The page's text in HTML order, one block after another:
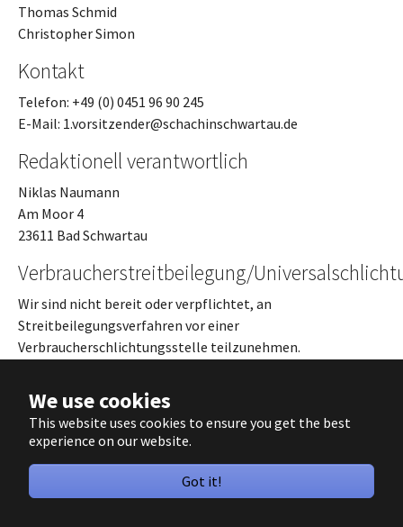
We use cookies
This website uses cookies to ensure you get the best
experience on our website.
Got it!
Thomas Schmid
Christopher Simon
Kontakt
Telefon: +49 (0) 0451 96 90 245
E-Mail: 1.vorsitzender@schachinschwartau.de
Redaktionell verantwortlich
Niklas Naumann
Am Moor 4
23611 Bad Schwartau
Verbraucherstreitbeilegung/
Wir sind nicht bereit oder verpflichtet, an
Streitbeilegungsverfahren vor einer
Verbraucherschlichtungsstelle teilzunehmen.
ImpressumDatenschutzLogin
Schachverein Bad Schwartau von 1930 e.V.